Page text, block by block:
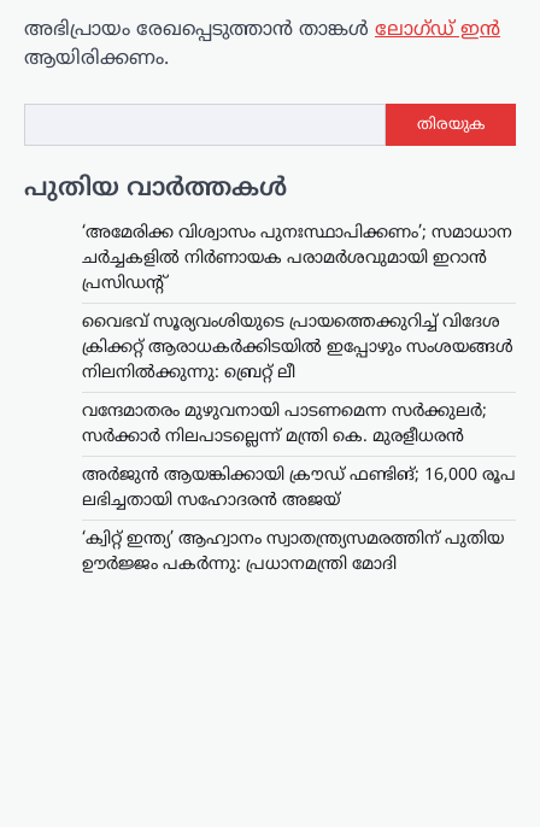
അഭിപ്രായം രേഖപ്പെടുത്താ‍ൻ താങ്കൾ ലോഗ്ഡ് ഇൻ
ആയിരിക്കണം.
തിരയുക
പുതിയ വാർത്തകൾ
‘അമേരിക്ക വിശ്വാസം പുനഃസ്ഥാപിക്കണം’; സമാധാന
ചർച്ചകളിൽ നിർണായക പരാമർശവുമായി ഇറാൻ
പ്രസിഡന്റ്
വൈഭവ് സൂര്യവംശിയുടെ പ്രായത്തെക്കുറിച്ച് വിദേശ
ക്രിക്കറ്റ് ആരാധകർക്കിടയിൽ ഇപ്പോഴും സംശയങ്ങൾ
നിലനിൽക്കുന്നു: ബ്രെറ്റ് ലീ
വന്ദേമാതരം മുഴുവനായി പാടണമെന്ന സർക്കുലർ;
സർക്കാർ നിലപാടല്ലെന്ന് മന്ത്രി കെ. മുരളീധരൻ
അർജുൻ ആയങ്കിക്കായി ക്രൗഡ് ഫണ്ടിങ്; 16,000 രൂപ
ലഭിച്ചതായി സഹോദരൻ അജയ്
‘ക്വിറ്റ് ഇന്ത്യ’ ആഹ്വാനം സ്വാതന്ത്ര്യസമരത്തിന് പുതിയ
ഊർജ്ജം പകർന്നു: പ്രധാനമന്ത്രി മോദി